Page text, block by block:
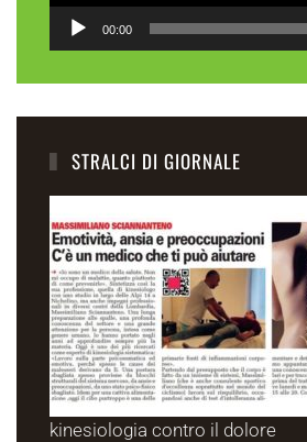
00:00
STRALCI DI GIORNALE
kinesiologia contro il dolore